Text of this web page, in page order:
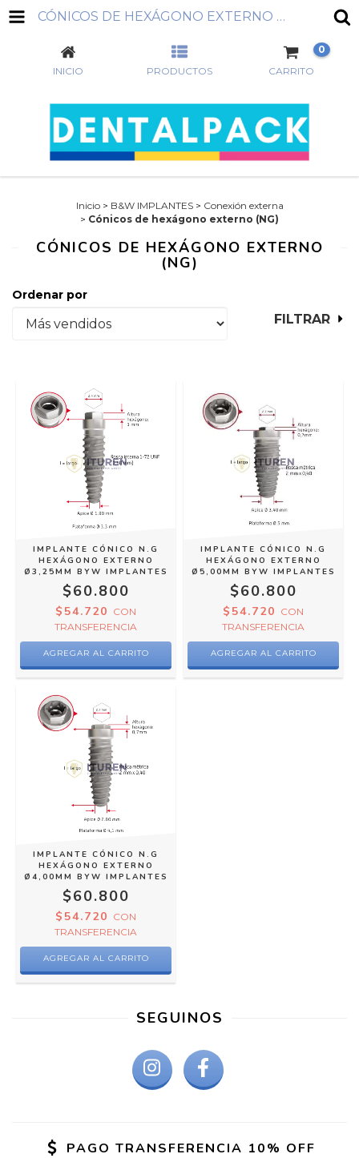
CÓNICOS DE HEXÁGONO EXTERNO (NG)
INICIO PRODUCTOS CARRITO
0
Inicio > B&W IMPLANTES > Conexión externa
> Cónicos de hexágono externo (NG)
CÓNICOS DE HEXÁGONO EXTERNO
(NG)
Ordenar por
FILTRAR
IMPLANTE CÓNICO N.G
HEXÁGONO EXTERNO
Ø3,25MM BYW IMPLANTES
$60.800
$54.720 CON
TRANSFERENCIA
AGREGAR AL CARRITO
IMPLANTE CÓNICO N.G
HEXÁGONO EXTERNO
Ø5,00MM BYW IMPLANTES
$60.800
$54.720 CON
TRANSFERENCIA
AGREGAR AL CARRITO
IMPLANTE CÓNICO N.G
HEXÁGONO EXTERNO
Ø4,00MM BYW IMPLANTES
$60.800
$54.720 CON
TRANSFERENCIA
AGREGAR AL CARRITO
SEGUINOS
PAGO TRANSFERENCIA 10% OFF